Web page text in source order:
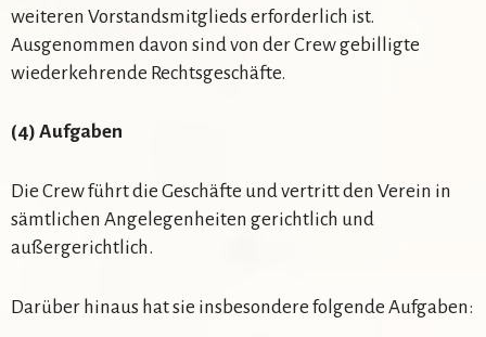
weiteren Vorstandsmitglieds erforderlich ist.
Ausgenommen davon sind von der Crew gebilligte
wiederkehrende Rechtsgeschäfte.
(4) Aufgaben
Die Crew führt die Geschäfte und vertritt den Verein in
sämtlichen Angelegenheiten gerichtlich und
außergerichtlich.
Darüber hinaus hat sie insbesondere folgende Aufgaben: